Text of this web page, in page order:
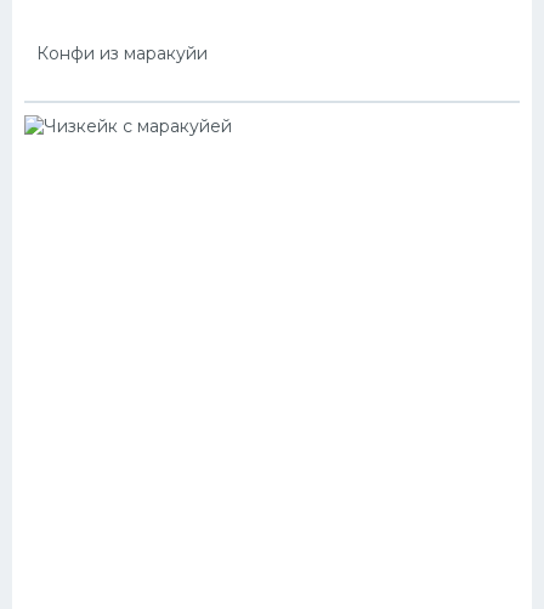
Конфи из маракуйи